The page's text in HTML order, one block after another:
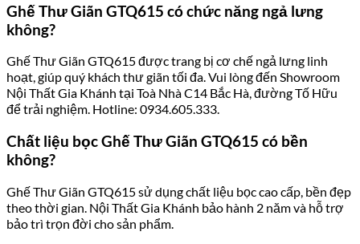
Ghế Thư Giãn GTQ615 có chức năng ngả lưng
không?
Ghế Thư Giãn GTQ615 được trang bị cơ chế ngả lưng linh
hoạt, giúp quý khách thư giãn tối đa. Vui lòng đến Showroom
Nội Thất Gia Khánh tại Toà Nhà C14 Bắc Hà, đường Tố Hữu
để trải nghiệm. Hotline: 0934.605.333.
Chất liệu bọc Ghế Thư Giãn GTQ615 có bền
không?
Ghế Thư Giãn GTQ615 sử dụng chất liệu bọc cao cấp, bền đẹp
theo thời gian. Nội Thất Gia Khánh bảo hành 2 năm và hỗ trợ
bảo trì trọn đời cho sản phẩm.